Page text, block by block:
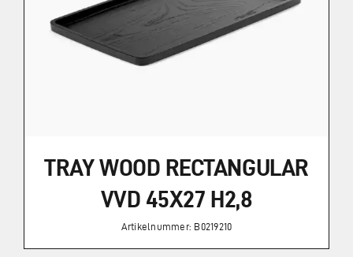
TRAY WOOD RECTANGULAR
VVD 45X27 H2,8
Artikelnummer: B0219210